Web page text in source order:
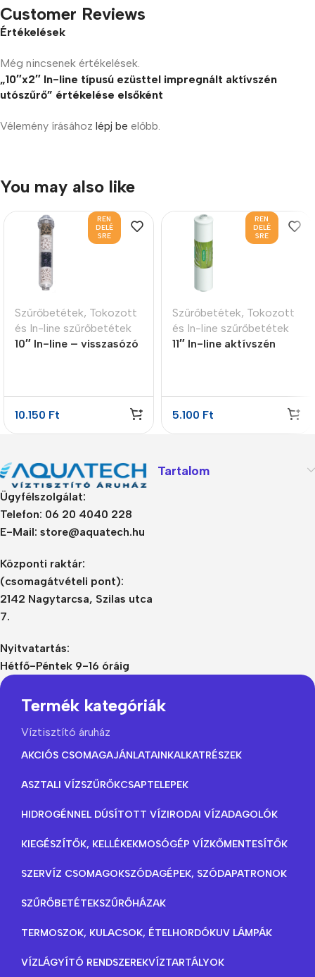
Customer Reviews
Értékelések
Még nincsenek értékelések.
„10″x2″ In-line típusú ezüsttel impregnált aktívszén
utószűrő” értékelése elsőként
Vélemény írásához lépj be előbb.
You may also like
REN
DELÉ
SRE
Szűrőbetétek, Tokozott
és In-line szűrőbetétek
10″ In-line – visszasózó
10.150 Ft
REN
DELÉ
SRE
Szűrőbetétek, Tokozott
és In-line szűrőbetétek
11″ In-line aktívszén
5.100 Ft
Ügyfélszolgálat:
Telefon: 06 20 4040 228
E-Mail: store@aquatech.hu
Központi raktár:
(csomagátvételi pont):
2142 Nagytarcsa, Szilas utca
7.
Nyitvatartás:
Hétfő-Péntek 9-16 óráig
Tartalom
Termék kategóriák
Víztisztító áruház
AKCIÓS CSOMAGAJÁNLATAINKALKATRÉSZEK
ASZTALI VÍZSZŰRŐKCSAPTELEPEK
HIDROGÉNNEL DÚSÍTOTT VÍZIRODAI VÍZADAGOLÓK
KIEGÉSZÍTŐK, KELLÉKEKMOSÓGÉP VÍZKŐMENTESÍTŐK
SZERVÍZ CSOMAGOKSZÓDAGÉPEK, SZÓDAPATRONOK
SZŰRŐBETÉTEKSZŰRŐHÁZAK
TERMOSZOK, KULACSOK, ÉTELHORDÓKUV LÁMPÁK
VÍZLÁGYÍTÓ RENDSZEREKVÍZTARTÁLYOK